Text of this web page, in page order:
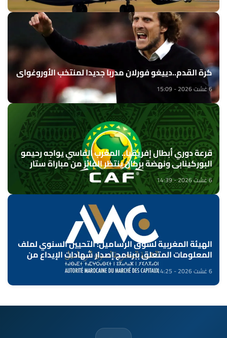
كرة القدم..دييغو فورلان مدربا جديدا لمنتخب الأوروغواي
6 غشت 2026 - 15:09
قرعة دوري أبطال إفريقيا.. المغرب الفاسي يواجه رحيمو
البوركينابي ونهضة بركان ينتظر الفائز من مباراة ستار
سبور السيراليوني وميدينا يونايتد الغامبي
6 غشت 2026 - 14:39
الهيئة المغربية لسوق الرساميل: التحيين السنوي لملف
المعلومات المتعلق ببرنامج إصدار شهادات الإيداع من
طرف بنك "CFG"
6 غشت 2026 - 14:25